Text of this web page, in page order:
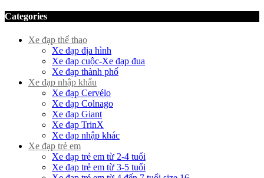
Categories
Xe đạp thể thao
Xe đạp địa hình
Xe đạp cuộc-Xe đạp đua
Xe đạp thành phố
Xe đạp nhập khẩu
Xe đạp Cervélo
Xe đạp Colnago
Xe đạp Giant
Xe đạp TrinX
Xe đạp nhập khác
Xe đạp trẻ em
Xe đạp trẻ em từ 2-4 tuổi
Xe đạp trẻ em từ 3-5 tuổi